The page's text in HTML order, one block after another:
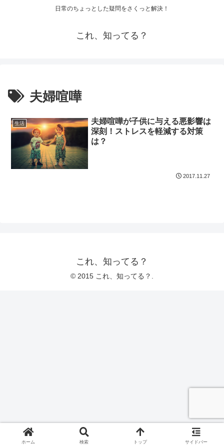
日常のちょっとした疑問をさくっと解決！
これ、知ってる？
夫婦喧嘩
生活
夫婦喧嘩が子供に与える悪影響は
深刻！ストレスを軽減する対策
は？
2017.11.27
これ、知ってる？
© 2015 これ、知ってる？.
ホーム 検索 トップ サイドバー